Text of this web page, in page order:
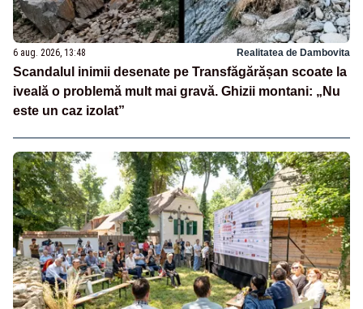
6 aug. 2026, 13:48 Realitatea de Dambovita
Scandalul inimii desenate pe Transfăgărășan scoate la
iveală o problemă mult mai gravă. Ghizii montani: „Nu
este un caz izolat”